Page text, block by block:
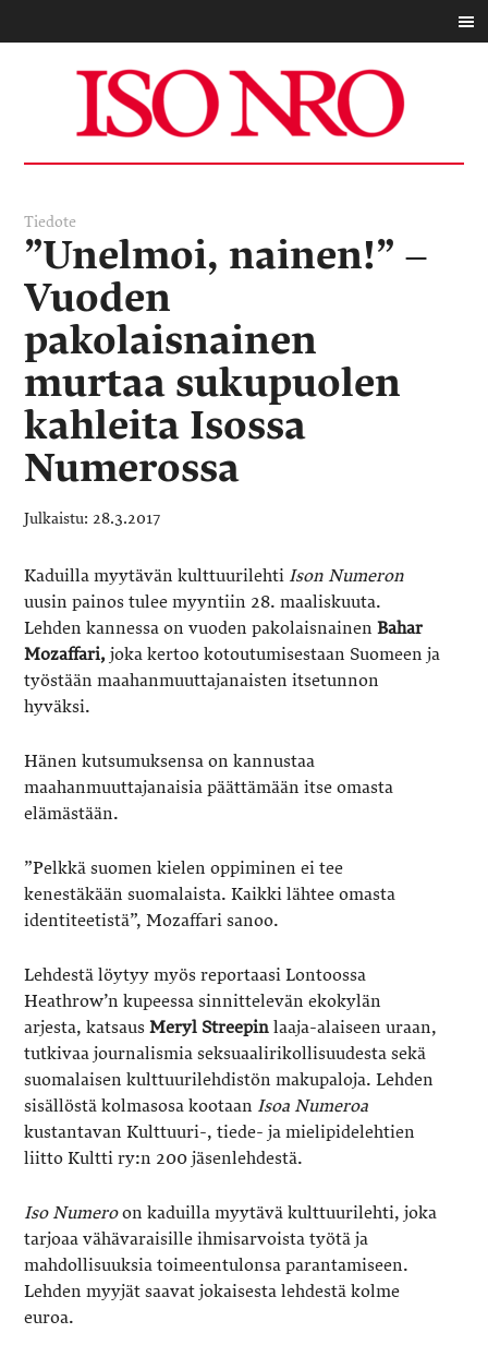
Tiedote
”Unelmoi, nainen!” –
Vuoden
pakolaisnainen
murtaa sukupuolen
kahleita Isossa
Numerossa
28.3.2017
Kaduilla myytävän kulttuurilehti Ison Numeron
uusin painos tulee myyntiin 28. maaliskuuta.
Lehden kannessa on vuoden pakolaisnainenBahar
Mozaffari, joka kertoo kotoutumisestaan Suomeen ja
työstään maahanmuuttajanaisten itsetunnon
hyväksi.
Hänen kutsumuksensa on kannustaa
maahanmuuttajanaisia päättämään itse omasta
elämästään.
”Pelkkä suomen kielen oppiminen ei tee
kenestäkään suomalaista. Kaikki lähtee omasta
identiteetistä”, Mozaffari sanoo.
Lehdestä löytyy myös reportaasi Lontoossa
Heathrow’n kupeessa sinnittelevän ekokylän
arjesta, katsausMeryl Streepin laaja-alaiseen uraan,
tutkivaa journalismia seksuaalirikollisuudesta sekä
suomalaisen kulttuurilehdistön makupaloja. Lehden
sisällöstä kolmasosa kootaan Isoa Numeroa
kustantavan Kulttuuri-, tiede- ja mielipidelehtien
liitto Kultti ry:n 200 jäsenlehdestä.
Iso Numeroon kaduilla myytävä kulttuurilehti, joka
tarjoaa vähävaraisille ihmisarvoista työtä ja
mahdollisuuksia toimeentulonsa parantamiseen.
Lehden myyjät saavat jokaisesta lehdestä kolme
euroa.